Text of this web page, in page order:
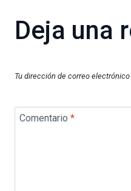
Deja una
Tu dirección de correo
Comentario *